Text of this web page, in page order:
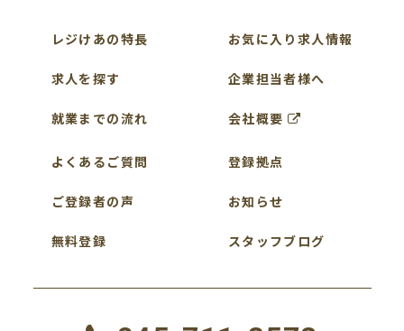
レジけあの特長
求人を探す
就業までの流れ
よくあるご質問
ご登録者の声
無料登録
お気に入り求人情報
企業担当者様へ
会社概要
登録拠点
お知らせ
スタッフブログ